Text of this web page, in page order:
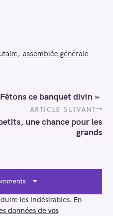
assemblée générale
ce banquet divin »
ARTICLE SUIVANT
une chance pour les
grands
les indésirables. En
données de vos